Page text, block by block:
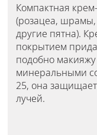
Компактная
(розацеа, шрамы,
другие пятна).
покрытием
подобно
минеральными
25, она
лучей.